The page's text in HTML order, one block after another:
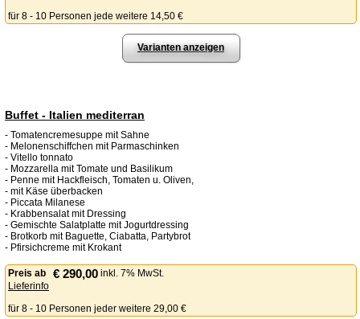
für 8 - 10 Personen jede weitere 14,50 €
Varianten anzeigen
Buffet - Italien me­di­ter­ran
- Tomatencremesuppe mit Sahne
- Melonenschiffchen mit Parmaschinken
- Vitello tonnato
- Mozzarella mit Tomate und Basilikum
- Penne mit Hackfleisch, Tomaten u. Oliven,
- mit Käse überbacken
- Piccata Milanese
- Krabbensalat mit Dressing
- Gemischte Salatplatte mit Jogurtdressing
- Brotkorb mit Baguette, Ciabatta, Partybrot
- Pfirsichcreme mit Krokant
Preis ab € 290,00 inkl. 7% MwSt.
Lieferinfo
für 8 - 10 Personen jeder weitere 29,00 €